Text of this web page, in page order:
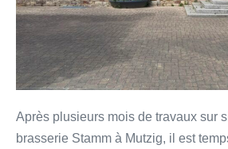
Après plusieurs mois de travaux sur
brasserie Stamm à Mutzig, il est